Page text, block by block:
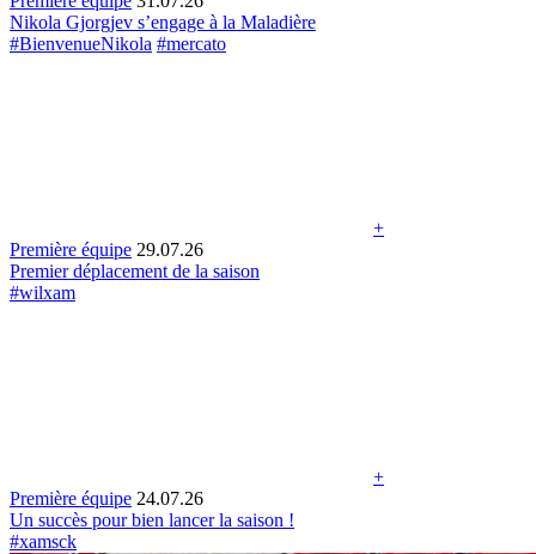
Nikola Gjorgjev s’engage à la Maladière
#BienvenueNikola #mercato
+
Première équipe 29.07.26
Premier déplacement de la saison
#wilxam
+
Première équipe 24.07.26
Un succès pour bien lancer la saison !
#xamsck